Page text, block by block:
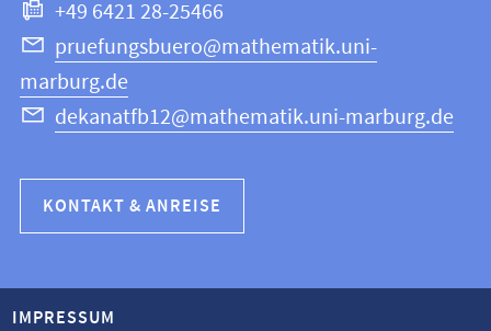
+49 6421 28-25466
pruefungsbuero@mathematik.uni-
marburg.de
dekanatfb12@mathematik.uni-marburg.de
KONTAKT & ANREISE
IMPRESSUM